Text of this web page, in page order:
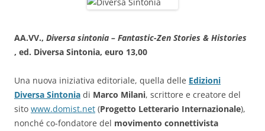
AA.VV., Diversa sintonia – Fantastic-Zen Stories & Histories
, ed. Diversa Sintonia, euro 13,00
Una nuova iniziativa editoriale, quella delle Edizioni
Diversa Sintonia di Marco Milani, scrittore e creatore del
sito www.domist.net (Progetto Letterario Internazionale),
nonché co-fondatore del movimento connettivista